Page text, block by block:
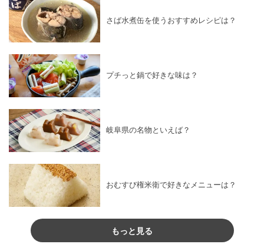
さば水煮缶を使うおすすめレシピは？
プチっと鍋で好きな味は？
岐阜県の名物といえば？
おむすび権米衛で好きなメニューは？
もっと見る